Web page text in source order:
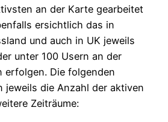
an der Karte gearbeitet
ersichtlich das in
und auch in UK jeweils
unter 100 Usern an der
erfolgen. Die folgenden
jeweils die Anzahl der aktiven
Zeiträume: